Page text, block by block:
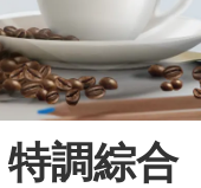
調綜合